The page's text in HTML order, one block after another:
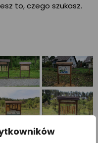
to, czego szukasz.